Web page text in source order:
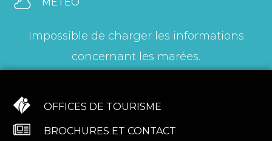
Impossible de charger les informations
concernant les marées.
OFFICES DE TOURISME
BROCHURES ET CONTACT